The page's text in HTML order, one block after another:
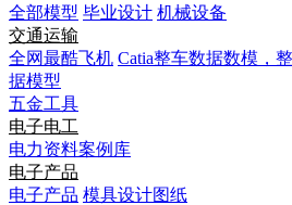
全部模型 毕业设计 机械设备
交通运输
全网最酷飞机 Catia整车数据数模，
据模型
五金工具
电子电工
电力资料案例库
电子产品
电子产品 模具设计图纸